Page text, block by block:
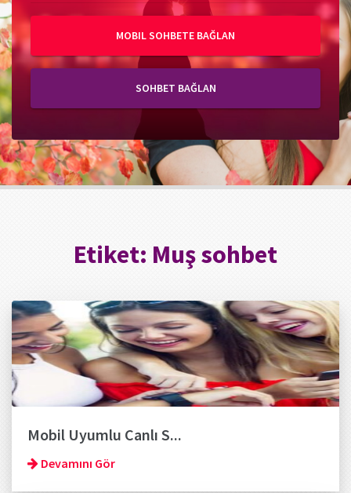
MOBIL SOHBETE BAĞLAN
SOHBET BAĞLAN
Etiket: Muş sohbet
Mobil Uyumlu Canlı S...
Devamını Gör